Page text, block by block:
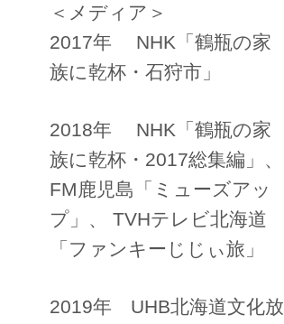
＜メディア＞
2017年 NHK「鶴瓶の家
族に乾杯・石狩市」
2018年 NHK「鶴瓶の家
族に乾杯・2017総集編」、
FM鹿児島「ミューズアッ
プ」、 TVHテレビ北海道
「ファンキーじじぃ旅」
2019年 UHB北海道文化放